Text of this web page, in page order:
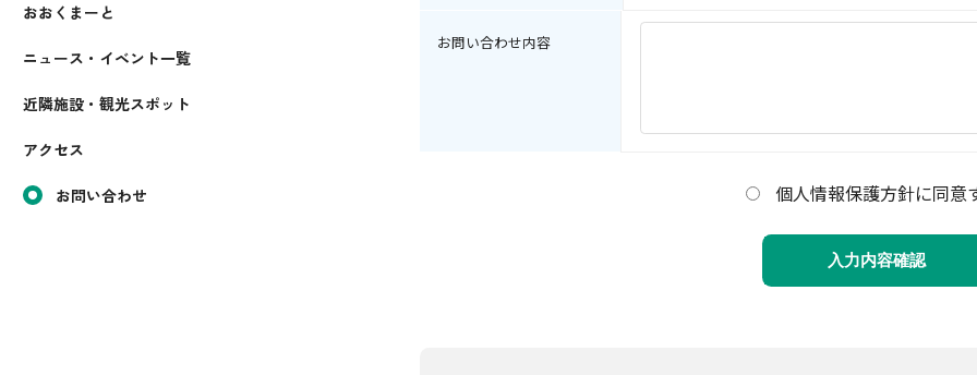
おおくまーと
ニュース・イベント一覧
近隣施設・観光スポット
アクセス
お問い合わせ
お問い合わせ内容
個人情報保護方針に同意